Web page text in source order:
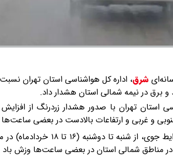
شرق، اداره کل هواشناسی استان تهران
و برق در نیمه شمالی استان هشدار داد.
استان تهران با صدور هشدار زردرنگ از
و غربی و ارتفاعات بالادست در بعضی
حاکمیت این شرایط
مناطق شمالی استان در بعضی ساعت‌ها وزش باد